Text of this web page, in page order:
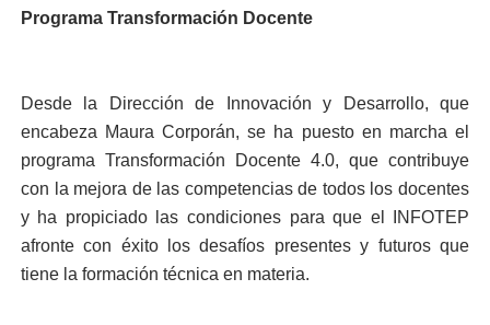
Programa Transformación Docente
Desde la Dirección de Innovación y Desarrollo, que
encabeza Maura Corporán, se ha puesto en marcha el
programa Transformación Docente 4.0, que contribuye
con la mejora de las competencias de todos los docentes
y ha propiciado las condiciones para que el INFOTEP
afronte con éxito los desafíos presentes y futuros que
tiene la formación técnica en materia.